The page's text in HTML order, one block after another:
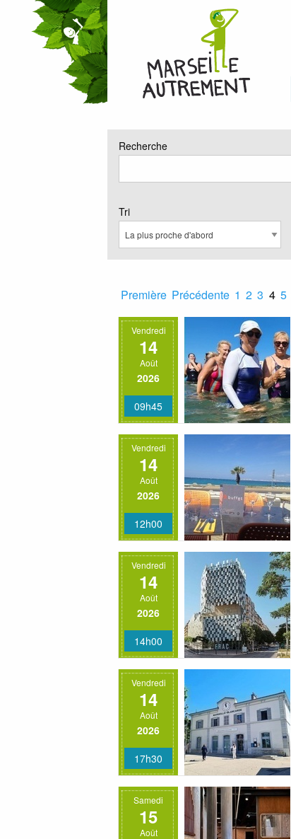
Recherche
Tri
Première Précédente 1 2 3 4 5
Vendredi
14
Août
2026
09h45
Vendredi
14
Août
2026
12h00
Vendredi
14
Août
2026
14h00
Vendredi
14
Août
2026
17h30
Samedi
15
Août